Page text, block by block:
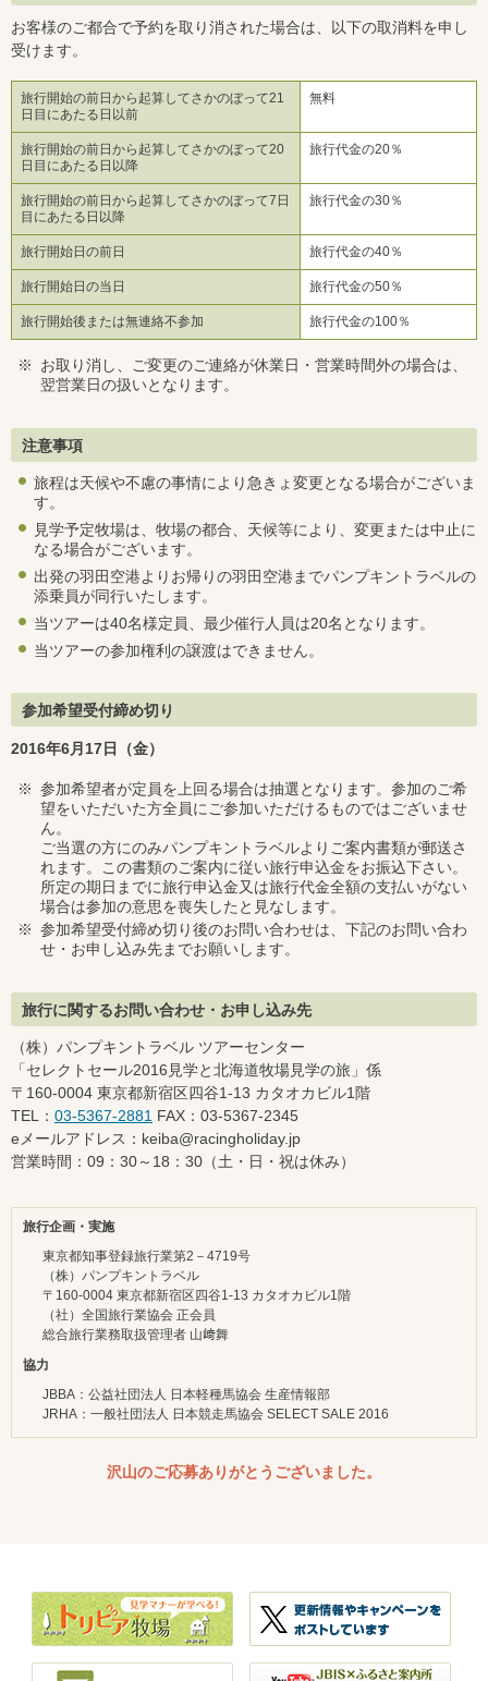
お客様のご都合で予約を取り消された場合は、以下の取消料を申し
受けます。
旅行開始の前日から起算してさかのぼって21
日目にあたる日以前
無料
旅行開始の前日から起算してさかのぼって20
日目にあたる日以降
旅行代金の20％
旅行開始の前日から起算してさかのぼって7日
目にあたる日以降
旅行代金の30％
旅行開始日の前日 旅行代金の40％
旅行開始日の当日 旅行代金の50％
旅行開始後または無連絡不参加 旅行代金の100％
※
お取り消し、ご変更のご連絡が休業日・営業時間外の場合は、
翌営業日の扱いとなります。
注意事項
旅程は天候や不慮の事情により急きょ変更となる場合がございま
す。
見学予定牧場は、牧場の都合、天候等により、変更または中止に
なる場合がございます。
出発の羽田空港よりお帰りの羽田空港までパンプキントラベルの
添乗員が同行いたします。
当ツアーは40名様定員、最少催行人員は20名となります。
当ツアーの参加権利の譲渡はできません。
参加希望受付締め切り
2016年6月17日（金）
※ 参加希望者が定員を上回る場合は抽選となります。参加のご希
望をいただいた方全員にご参加いただけるものではございませ
ん。
ご当選の方にのみパンプキントラベルよりご案内書類が郵送さ
れます。この書類のご案内に従い旅行申込金をお振込下さい。
所定の期日までに旅行申込金又は旅行代金全額の支払いがない
場合は参加の意思を喪失したと見なします。
※ 参加希望受付締め切り後のお問い合わせは、下記のお問い合わ
せ・お申し込み先までお願いします。
旅行に関するお問い合わせ・お申し込み先
（株）パンプキントラベル ツアーセンター
「セレクトセール2016見学と北海道牧場見学の旅」係
〒160-0004 東京都新宿区四谷1-13 カタオカビル1階
TEL： 03-5367-2881 FAX：03-5367-2345
eメールアドレス：keiba@racingholiday.jp
営業時間：09：30～18：30（土・日・祝は休み）
旅行企画・実施
東京都知事登録旅行業第2－4719号
（株）パンプキントラベル
〒160-0004 東京都新宿区四谷1-13 カタオカビル1階
（社）全国旅行業協会 正会員
総合旅行業務取扱管理者 山﨑舞
協力
JBBA：公益社団法人 日本軽種馬協会 生産情報部
JRHA：一般社団法人 日本競走馬協会 SELECT SALE 2016
沢山のご応募ありがとうございました。